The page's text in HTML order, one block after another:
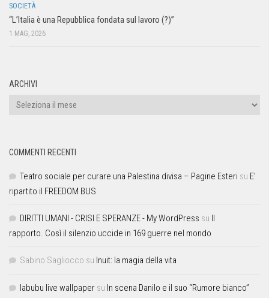
SOCIETÀ
“L’Italia è una Repubblica fondata sul lavoro (?)”
1 MAG, 2026
ARCHIVI
COMMENTI RECENTI
Teatro sociale per curare una Palestina divisa – Pagine Esteri su E’
ripartito il FREEDOM BUS
DIRITTI UMANI - CRISI E SPERANZE - My WordPress su Il
rapporto. Così il silenzio uccide in 169 guerre nel mondo
Sabino Sagliocco su Inuit: la magia della vita
labubu live wallpaper su In scena Danilo e il suo “Rumore bianco”